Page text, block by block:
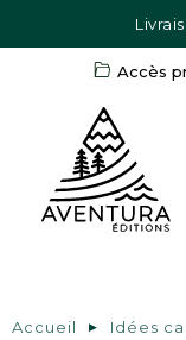
Accès
Accueil
Idées